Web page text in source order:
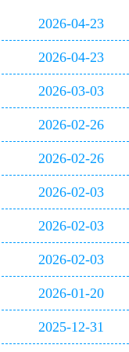
2026-04-23
2026-04-23
2026-03-03
2026-02-26
2026-02-26
2026-02-03
2026-02-03
2026-02-03
2026-01-20
2025-12-31